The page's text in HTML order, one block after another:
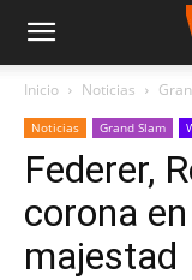
Inicio Noticias
Noticias Grand Slam
Federer,
corona
majestad